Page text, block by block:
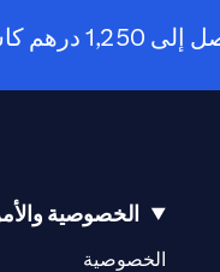
نقدي!
الخصوصية
الخصوصية